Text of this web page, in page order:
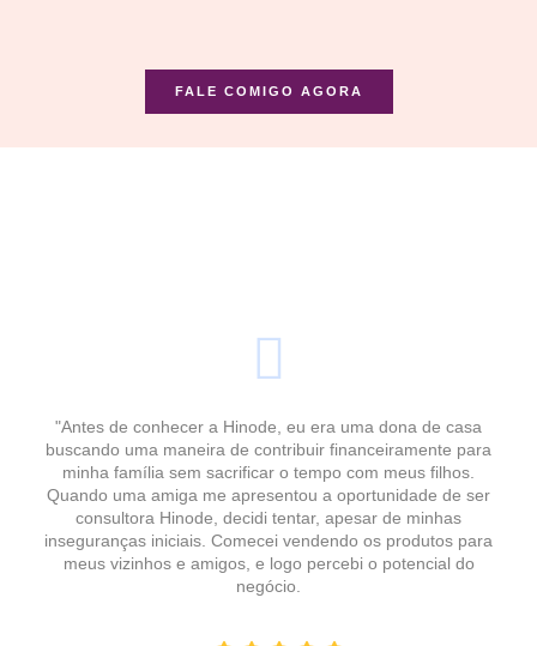
FALE COMIGO AGORA
"Antes de conhecer a Hinode, eu era uma dona de casa
buscando uma maneira de contribuir financeiramente para
minha família sem sacrificar o tempo com meus filhos.
Quando uma amiga me apresentou a oportunidade de ser
consultora Hinode, decidi tentar, apesar de minhas
inseguranças iniciais. Comecei vendendo os produtos para
meus vizinhos e amigos, e logo percebi o potencial do
negócio.